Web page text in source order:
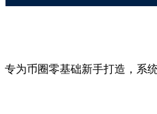
专为币圈零基础新手打造，系